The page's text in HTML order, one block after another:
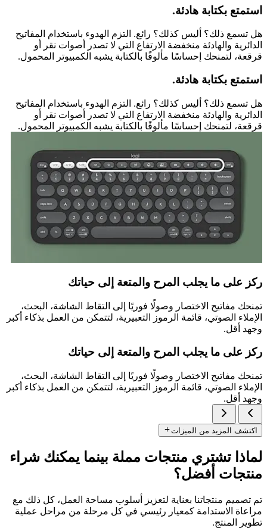
استمتع بكتابة هادئة.
هل تسمع ذلك؟ أليس كذلك؟ رائع. التزم الهدوء باستخدام المفاتيح
الدائرية والهادئة منخفضة الارتفاع التي لا تصدر أصوات نقر أو
قرقعة، لتمنحك إحساسًا مألوفًا بالكتابة يشبه الكمبيوتر المحمول.
استمتع بكتابة هادئة.
هل تسمع ذلك؟ أليس كذلك؟ رائع. التزم الهدوء باستخدام المفاتيح
الدائرية والهادئة منخفضة الارتفاع التي لا تصدر أصوات نقر أو
قرقعة، لتمنحك إحساسًا مألوفًا بالكتابة يشبه الكمبيوتر المحمول.
ركز على ما يجلب المرح والمتعة إلى حياتك
تمنحك مفاتيح الاختصار وصولًا فوريًا إلى التقاط الشاشة، البحث،
الإملاء الصوتي، قائمة الرموز التعبيرية، لتتمكن من العمل بذكاء أكبر
وجهد أقل.
ركز على ما يجلب المرح والمتعة إلى حياتك
تمنحك مفاتيح الاختصار وصولًا فوريًا إلى التقاط الشاشة، البحث،
الإملاء الصوتي، قائمة الرموز التعبيرية، لتتمكن من العمل بذكاء أكبر
وجهد أقل.
اكتشف المزيد من الميزات
لماذا تشتري منتجات مملة بينما يمكنك شراء
منتجات أفضل؟
تم تصميم منتجاتنا بعناية لتعزيز أسلوب مساحة العمل، كل ذلك مع
مراعاة الاستدامة كمعيار رئيسي في كل مرحلة من مراحل عملية
تطوير المنتج.